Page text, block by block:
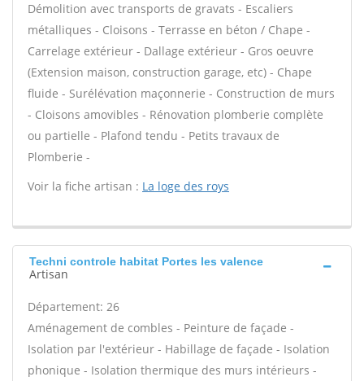
Démolition avec transports de gravats - Escaliers
métalliques - Cloisons - Terrasse en béton / Chape -
Carrelage extérieur - Dallage extérieur - Gros oeuvre
(Extension maison, construction garage, etc) - Chape
fluide - Surélévation maçonnerie - Construction de murs
- Cloisons amovibles - Rénovation plomberie complète
ou partielle - Plafond tendu - Petits travaux de
Plomberie -
Voir la fiche artisan : La loge des roys
Techni controle habitat Portes les valence
Artisan
Département: 26
Aménagement de combles - Peinture de façade -
Isolation par l'extérieur - Habillage de façade - Isolation
phonique - Isolation thermique des murs intérieurs -